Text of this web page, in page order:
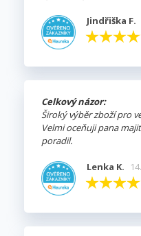
Jindřiška F.
Celkový názor:
Široký výběr zboží pro
Velmi oceňuji pana
poradil.
Lenka K.